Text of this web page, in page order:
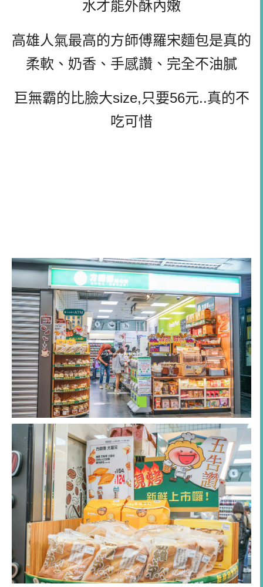
水才能外酥內嫩
高雄人氣最高的方師傅羅宋麵包是真的
柔軟、奶香、手感讚、完全不油膩
巨無霸的比臉大size,只要56元..真的不
吃可惜